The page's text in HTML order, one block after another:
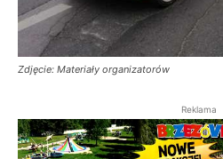
Zdjęcie: Materiały organizatorów
Reklama